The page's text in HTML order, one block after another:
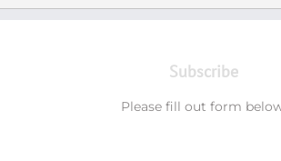
Subscribe
Please fill out form